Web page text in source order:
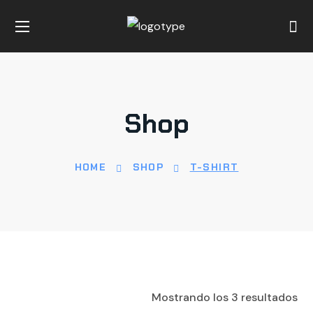
Shop
HOME SHOP T-SHIRT
Mostrando los 3 resultados